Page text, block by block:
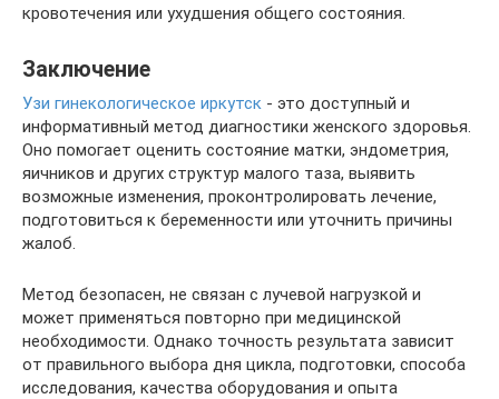
кровотечения или ухудшения общего состояния.
Заключение
Узи гинекологическое иркутск - это доступный и
информативный метод диагностики женского здоровья.
Оно помогает оценить состояние матки, эндометрия,
яичников и других структур малого таза, выявить
возможные изменения, проконтролировать лечение,
подготовиться к беременности или уточнить причины
жалоб.
Метод безопасен, не связан с лучевой нагрузкой и
может применяться повторно при медицинской
необходимости. Однако точность результата зависит
от правильного выбора дня цикла, подготовки, способа
исследования, качества оборудования и опыта